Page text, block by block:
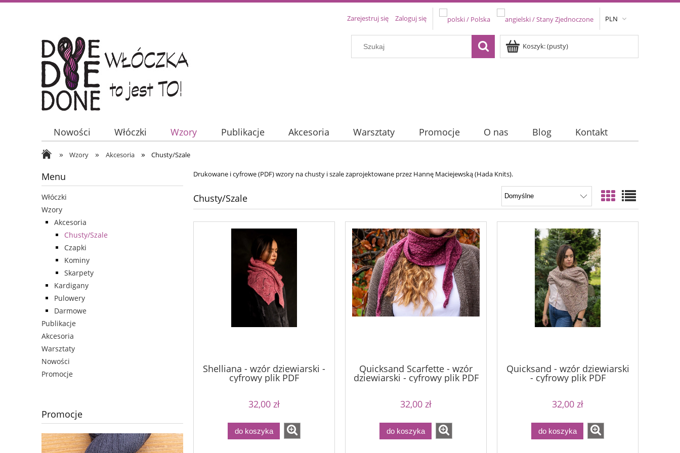
PLN
Zarejestruj się Zaloguj się
Koszyk:(pusty)
Nowości Włóczki Wzory Publikacje Akcesoria Warsztaty Promocje O nas Blog Kontakt
» Wzory » Akcesoria » Chusty/Szale
Menu
Włóczki
Wzory
Akcesoria
Chusty/Szale
Czapki
Kominy
Skarpety
Kardigany
Pulowery
Darmowe
Publikacje
Akcesoria
Warsztaty
Nowości
Promocje
Promocje
Drukowane i cyfrowe (PDF) wzory na chusty i szale zaprojektowane przez Hannę Maciejewską (Hada Knits).
Chusty/Szale
Shelliana - wzór dziewiarski -
cyfrowy plik PDF
32,00 zł
do koszyka
Quicksand Scarfette - wzór
dziewiarski - cyfrowy plik PDF
32,00 zł
do koszyka
Quicksand - wzór dziewiarski
- cyfrowy plik PDF
32,00 zł
do koszyka